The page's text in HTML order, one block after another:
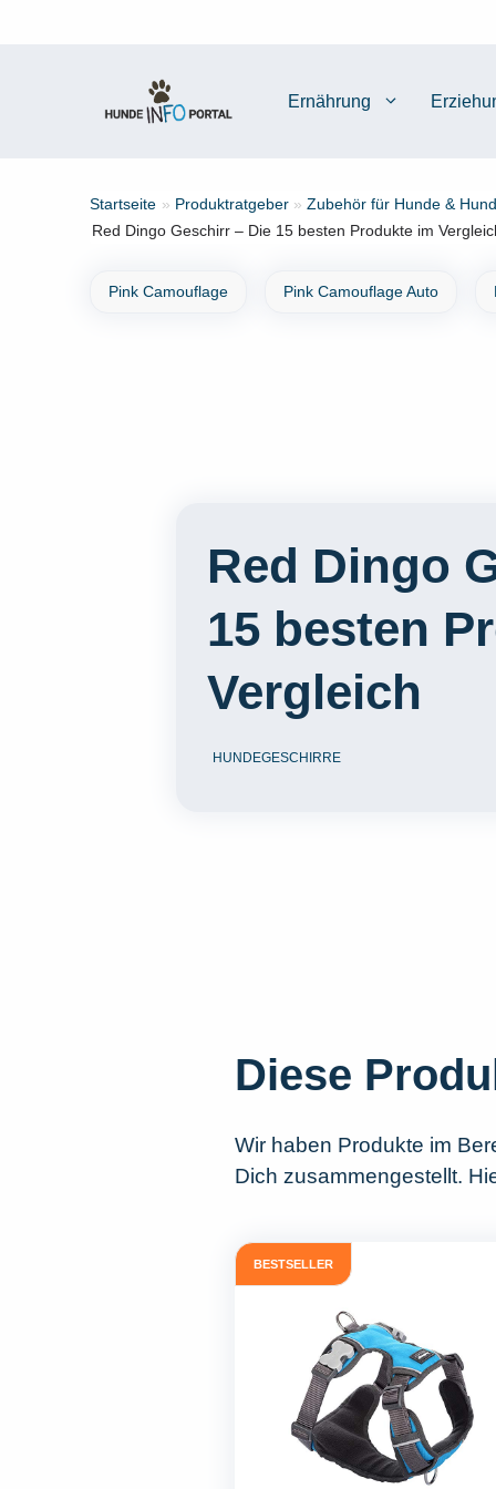
Ernährung
Startseite » Produktratgeber » Zubehör für Hunde &
Red Dingo Geschirr – Die 15 besten Produkte im
Pink Camouflage Pink Camouflage Auto
Red Dingo
15 besten
Vergleich
HUNDEGESCHIRRE
Diese
Wir haben Produkte im
Dich zusammengestellt.
BESTSELLER